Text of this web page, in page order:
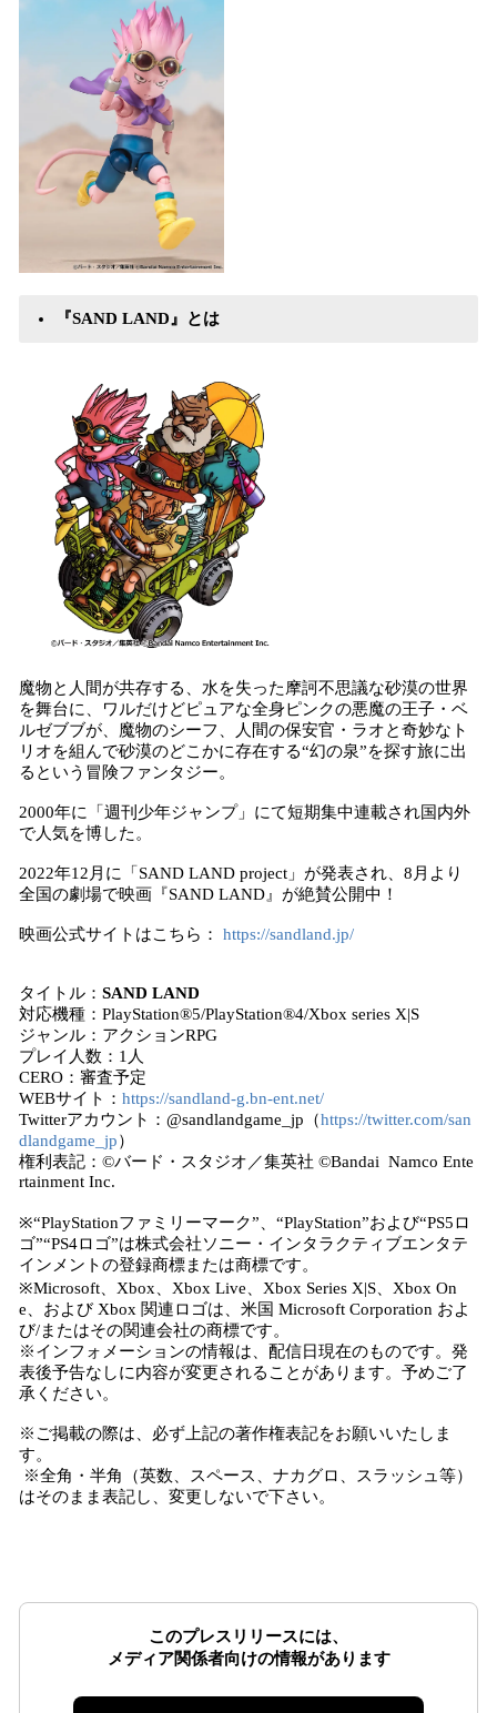
『SAND LAND』とは
魔物と人間が共存する、水を失った摩訶不思議な砂漠の世界
を舞台に、ワルだけどピュアな全身ピンクの悪魔の王子・ベ
ルゼブブが、魔物のシーフ、人間の保安官・ラオと奇妙なト
リオを組んで砂漠のどこかに存在する“幻の泉”を探す旅に出
るという冒険ファンタジー。
2000年に「週刊少年ジャンプ」にて短期集中連載され国内外
で人気を博した。
2022年12月に「SAND LAND project」が発表され、8月より
全国の劇場で映画『SAND LAND』が絶賛公開中！
映画公式サイトはこちら： https://sandland.jp/
タイトル： SAND LAND
対応機種：PlayStation®5/PlayStation®4/Xbox series X|S
ジャンル：アクションRPG
プレイ人数：1人
CERO：審査予定
WEBサイト： https://sandland-g.bn-ent.net/
Twitterアカウント：@sandlandgame_jp（https://twitter.com/san
dlandgame_jp）
権利表記：©バード・スタジオ／集英社 ©Bandai Namco Ente
rtainment Inc.
※“PlayStationファミリーマーク”、“PlayStation”および“PS5ロ
ゴ”“PS4ロゴ”は株式会社ソニー・インタラクティブエンタテ
インメントの登録商標または商標です。
※Microsoft、Xbox、Xbox Live、Xbox Series X|S、Xbox On
e、および Xbox 関連ロゴは、米国 Microsoft Corporation およ
び/またはその関連会社の商標です。
※インフォメーションの情報は、配信日現在のものです。発
表後予告なしに内容が変更されることがあります。予めご了
承ください。
※ご掲載の際は、必ず上記の著作権表記をお願いいたしま
す。
※全角・半角（英数、スペース、ナカグロ、スラッシュ等）
はそのまま表記し、変更しないで下さい。
このプレスリリースには、
メディア関係者向けの情報があります